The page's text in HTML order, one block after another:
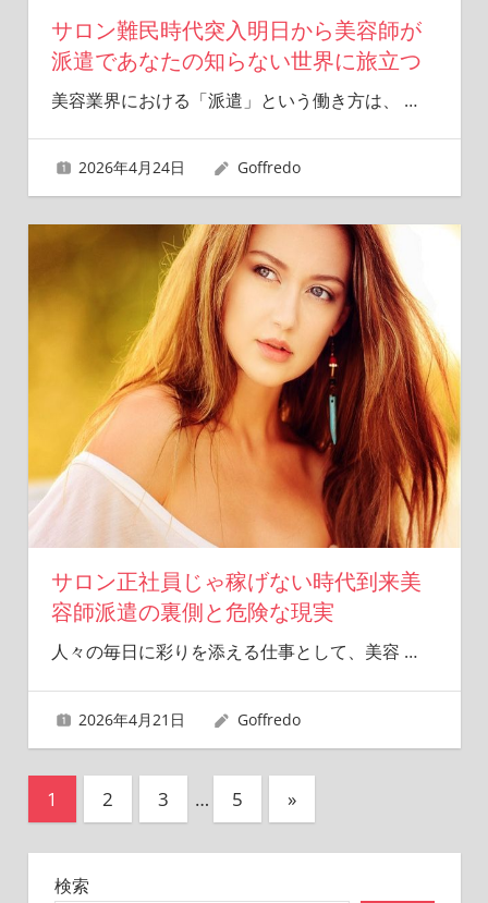
サロン難民時代突入明日から美容師が
派遣であなたの知らない世界に旅立つ
美容業界における「派遣」という働き方は、 …
2026年4月24日 Goffredo
サロン正社員じゃ稼げない時代到来美
容師派遣の裏側と危険な現実
人々の毎日に彩りを添える仕事として、美容 …
2026年4月21日 Goffredo
投
稿
の
1 2 3 … 5
次
の
記
»
検索